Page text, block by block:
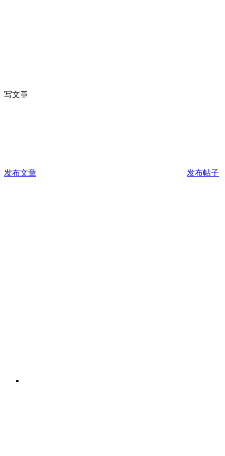
写文章
发布文章 发布帖子